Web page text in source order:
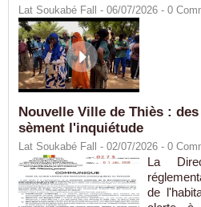
Lat Soukabé Fall - 06/07/2026 - 0
Nouvelle Ville de Thiès :
sèment l'inquiétude
Lat Soukabé Fall - 02/07/2026 - 0
La
de